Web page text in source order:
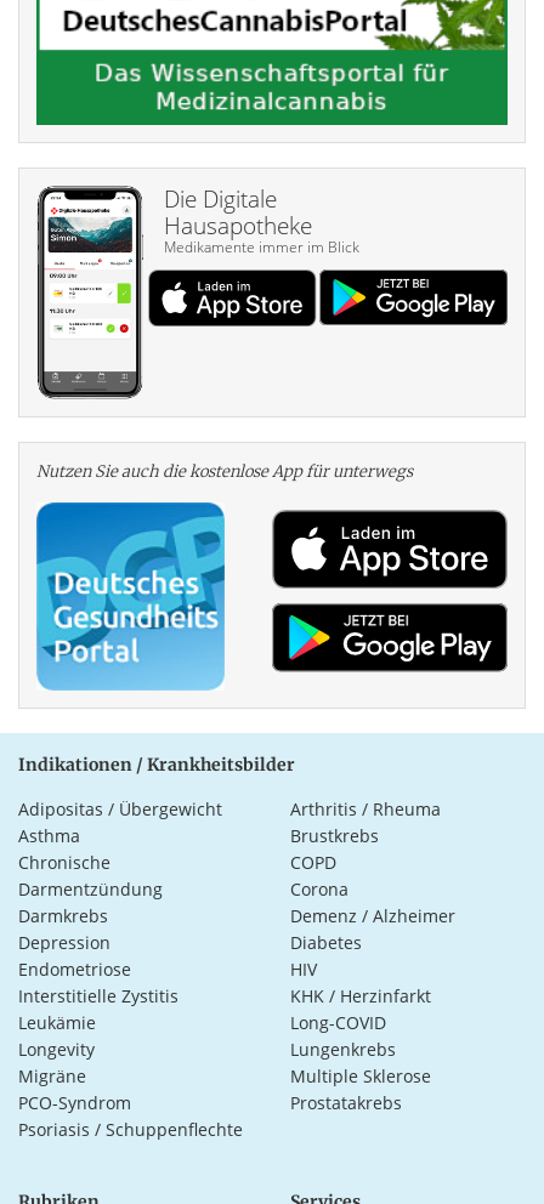
Die Digitale
Hausapotheke
Medikamente immer im Blick
Nutzen Sie auch die kosten­lose App für unterwegs
Indikationen / Krankheitsbilder
Adipositas / Übergewicht
Arthritis / Rheuma
Asthma
Brustkrebs
Chronische
Darmentzündung
COPD
Corona
Darmkrebs
Demenz / Alzheimer
Depression
Diabetes
Endometriose
HIV
Interstitielle Zystitis
KHK / Herzinfarkt
Leukämie
Long-COVID
Longevity
Lungenkrebs
Migräne
Multiple Sklerose
PCO-Syndrom
Prostatakrebs
Psoriasis / Schuppenflechte